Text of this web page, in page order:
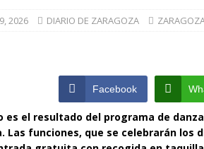
ZARAGOZA PROVINCIA
interceptaron poco
2026 DIARIO DE ZARAGOZA
Facebook
es el resultado del programa de
Las funciones, que se celebrarán los